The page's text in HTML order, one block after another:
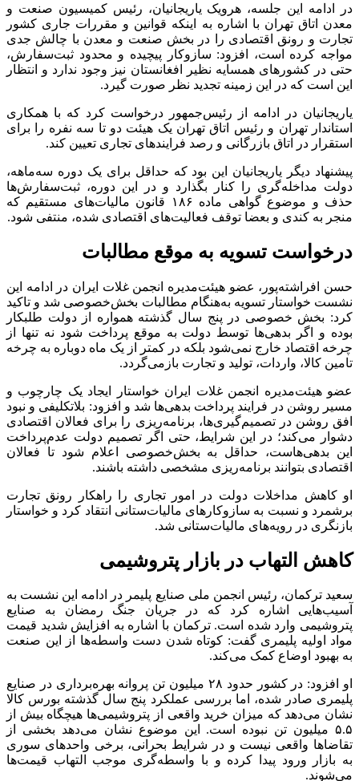
در ادامه این جلسه، هرویک یاریجانیان، رئیس کمیسیون صنعت و
معدن اتاق تهران با اشاره به اینکه قوانین و مقررات جاری کشور
تجارت و رونق اقتصادی را در بخش صنعت و معدن با چالش جدی
مواجه کرده است، افزود: سازوکار پیچیده و محدود ثبت‌سفارش،
حتی در کشورهای همسایه نظیر افغانستان نیز وجود ندارد و انتظار
این است که در این زمینه تجدید نظر صورت گیرد.
یاریجانیان در ادامه از رئیس‌جمهور درخواست کرد که با همکاری
استاندار تهران و رئیس اتاق تهران یک هیئت دو تا سه نفره را برای
استقرار در اتاق بازرگانی و رصد فرایندهای تجاری تعیین کند.
پیشنهاد دیگر یاریجانیان این بود که حداقل برای یک دوره سه‌ماهه،
دولت مداخله‌گری را کنار بگذارد و در این دوره، ثبت‌سفارش‌ها
حذف و موضوع گواهی ماده ۱۸۶ قانون مالیات‌های مستقیم که
منجر به کندی و بعضا توقف فعالیت‌های اقتصادی شده، منتفی شود.
درخواست تسویه به موقع مطالبات
حسن افراشته‌پور، عضو هیئت‌مدیره انجمن غلات ایران در ادامه این
نشست خواستار تسویه به‌هنگام مطالبات بخش‌خصوصی شد و تاکید
کرد: بخش خصوصی در پنج سال گذشته همواره از دولت طلبکار
بوده و اگر بدهی‌ها توسط دولت به موقع پرداخت شود نه تنها از
چرخه اقتصاد خارج نمی‌شود بلکه در کمتر از یک ماه دوباره به چرخه
تامین کالا، واردات، تولید و تجارت بازمی‌گردد.
عضو هیئت‌مدیره انجمن غلات ایران خواستار ایجاد یک چارچوب و
مسیر روشن در فرایند پرداخت بدهی‌ها شد و افزود: بلاتکلیفی و نبود
افق روشن در تصمیم‌گیری‌ها، برنامه‌ریزی را برای فعالان اقتصادی
دشوار می‌کند؛ در این شرایط، حتی اگر تصمیم دولت عدم‌پرداخت
این بدهی‌هاست، حداقل به بخش‌خصوصی اعلام شود تا فعالان
اقتصادی بتوانند برنامه‌ریزی مشخصی داشته باشند.
او کاهش مداخلات دولت در امور تجاری را راهکار رونق تجارت
برشمرد و نسبت به سازوکارهای مالیات‌ستانی انتقاد کرد و خواستار
بازنگری در رویه‌های مالیات‌ستانی شد.
کاهش التهاب در بازار پتروشیمی
سعید ترکمان، رئیس انجمن ملی صنایع پلیمر در ادامه این نشست به
آسیب‌هایی اشاره کرد که در جریان جنگ رمضان به صنایع
پتروشیمی وارد شده است. ترکمان با اشاره به افزایش شدید قیمت
مواد اولیه پلیمری گفت: کوتاه شدن دست واسطه‌ها از این صنعت
به بهبود اوضاع کمک می‌کند.
او افزود: در کشور حدود ۲۸ میلیون تن پروانه بهره‌برداری در صنایع
پلیمری صادر شده، اما بررسی عملکرد پنج سال گذشته بورس کالا
نشان می‌دهد که میزان خرید واقعی از پتروشیمی‌ها هیچگاه بیش از
۵.۵ میلیون تن نبوده است. این موضوع نشان می‌دهد بخشی از
تقاضاها واقعی نیست و در شرایط بحرانی، برخی واحدهای سوری
به بازار ورود پیدا کرده و با واسطه‌‌گری موجب التهاب قیمت‌ها
می‌شوند.